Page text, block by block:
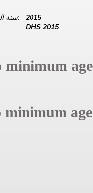
سنة البيانات:
2015
مصدر:
DHS 2015
minimum age
minimum age